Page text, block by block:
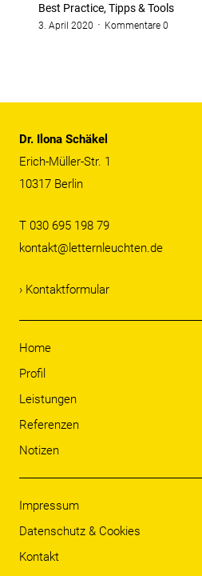
Best Practice, Tipps & Tools
3. April 2020 Kommentare 0
Dr. Ilona Schäkel
Erich-Müller-Str. 1
10317 Berlin
T 030 695 198 79
kontakt@letternleuchten.de
› Kontaktformular
Home
Profil
Leistungen
Referenzen
Notizen
Impressum
Datenschutz & Cookies
Kontakt